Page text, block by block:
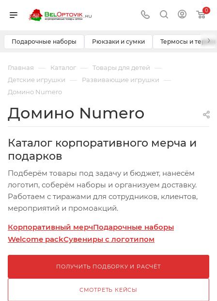
0
Подарочные наборы Рюкзаки и сумки Термосы и ›
Главная — Каталог — Товары для детей —
Детские игрушки — Развивающие игрушки —
Домино Numero
Домино Numero
Каталог корпоративного мерча и
подарков
Подберём товары под задачу и бюджет, нанесём
логотип, соберём наборы и организуем доставку.
Работаем с тиражами для сотрудников, клиентов,
мероприятий и промоакций.
Корпоративный мерчПодарочные наборы
Welcome packСувениры с логотипом
ПОЛУЧИТЬ ПОДБОРКУ И РАСЧЁТ
СМОТРЕТЬ КЕЙСЫ